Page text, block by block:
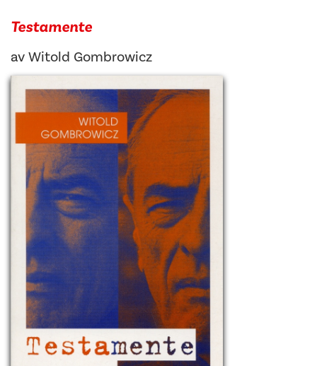
Testamente
avWitold Gombrowicz